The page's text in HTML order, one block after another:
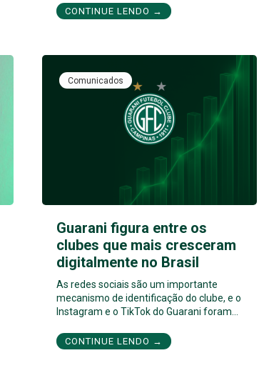
CONTINUE LENDO →
Comunicados
Guarani figura entre os
clubes que mais cresceram
digitalmente no Brasil
As redes sociais são um importante
mecanismo de identificação do clube, e o
Instagram e o TikTok do Guarani foram…
CONTINUE LENDO →